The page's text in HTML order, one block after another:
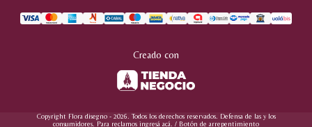
Creado con
Copyright Flora disegno - 2026. Todos los derechos reservados. Defensa de las y los
consumidores. Para reclamos ingresá acá. / Botón de arrepentimiento